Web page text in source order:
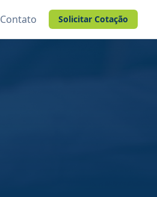
Contato Solicitar Cotação